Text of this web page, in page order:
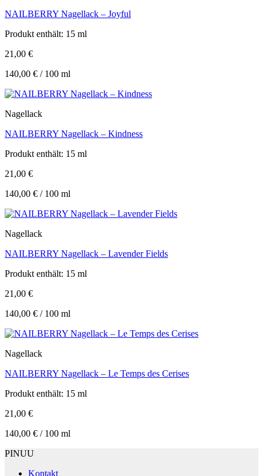
NAILBERRY Nagellack – Joyful
Produkt enthält: 15 ml
21,00 €
140,00 € / 100 ml
Nagellack
NAILBERRY Nagellack – Kindness
Produkt enthält: 15 ml
21,00 €
140,00 € / 100 ml
Nagellack
NAILBERRY Nagellack – Lavender Fields
Produkt enthält: 15 ml
21,00 €
140,00 € / 100 ml
Nagellack
NAILBERRY Nagellack – Le Temps des Cerises
Produkt enthält: 15 ml
21,00 €
140,00 € / 100 ml
PINUU
Kontakt